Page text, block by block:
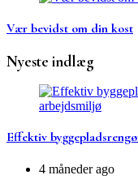
Vær bevidst om din kost
Nyeste indlæg
Effektiv
4 måneder ago